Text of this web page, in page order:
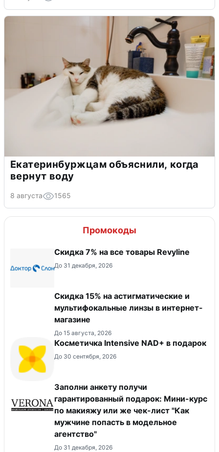
Екатеринбуржцам объяснили, когда
вернут воду
8 августа 1565
Промокоды
​Скидка 7% на все товары Revyline
До 31 декабря, 2026
Скидка 15% на астигматические и
мультифокальные линзы в интернет-
магазине
До 15 августа, 2026
Косметичка Intensive NAD+ в подарок
До 30 сентября, 2026
Заполни анкету получи
гарантированный подарок: Мини-курс
по макияжу или же чек-лист "Как
мужчине попасть в модельное
агентство"
До 31 декабря, 2026